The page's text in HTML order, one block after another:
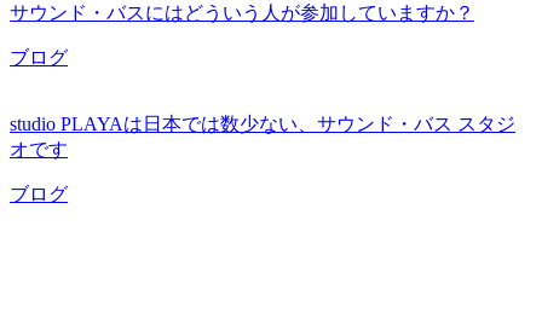
サウンド・バスにはどういう人が参加していますか？
ブログ
studio PLAYAは日本では数少ない、サウンド・バス スタジ
オです
ブログ